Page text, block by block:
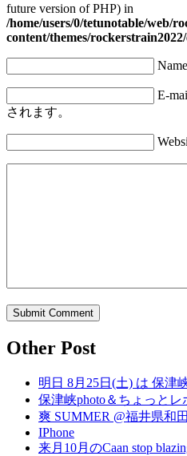
future version of PHP) in
/home/users/0/tetunotable/web/
content/themes/
E-
されます。
Other Post
明日 8月25日(土) は 保津
保津峡photo＆ちょっとレ
爽 SUMMER @福井県和
IPhone
来月10月のCaan stop